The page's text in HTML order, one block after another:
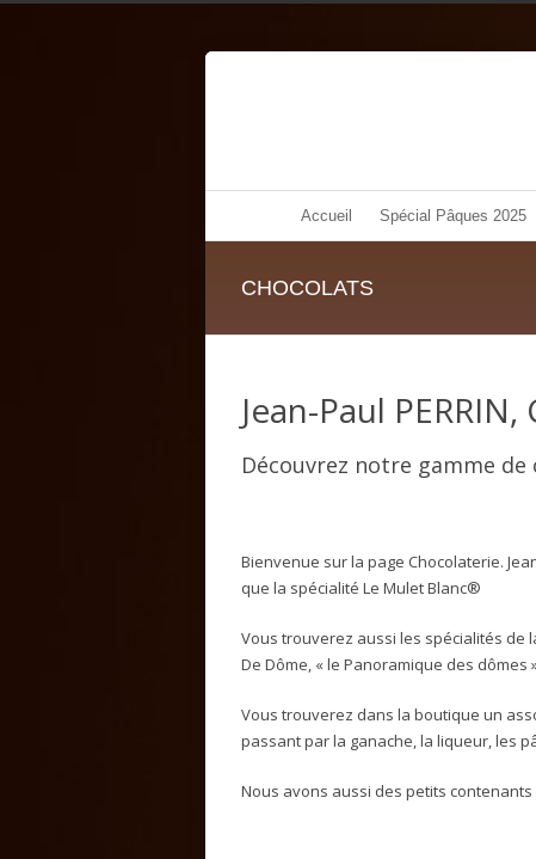
Accueil Spécial Pâques 2025
CHOCOLATS
Jean-Paul
Découvrez notre gamme
Bienvenue sur la page Chocolaterie.
que la spécialité Le Mulet Blanc®
Vous trouverez aussi les spécialités de
De Dôme, « le Panoramique des dômes
Vous trouverez dans la boutique un
passant par la ganache, la liqueur, les
Nous avons aussi des petits